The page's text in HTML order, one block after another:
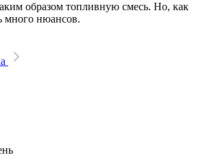
образом топливную смесь. Но, как
много нюансов.